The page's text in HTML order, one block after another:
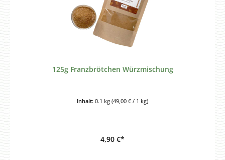
125g Franzbrötchen Würzmischung
Inhalt: 0.1 kg (49,00 € / 1 kg)
4,90 €*